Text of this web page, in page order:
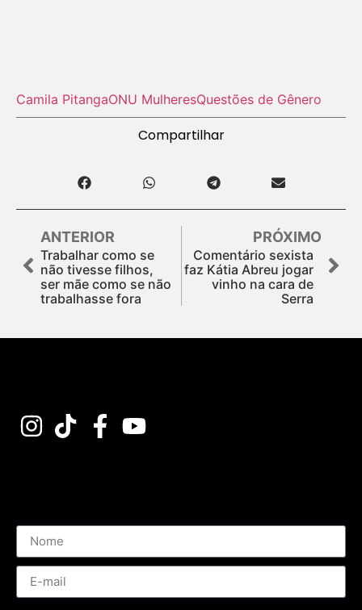
Camila PitangaONU MulheresQuestões de Gênero
Compartilhar
ANTERIOR
Trabalhar como se
não tivesse filhos,
ser mãe como se não
trabalhasse fora
PRÓXIMO
Comentário sexista
faz Kátia Abreu jogar
vinho na cara de
Serra